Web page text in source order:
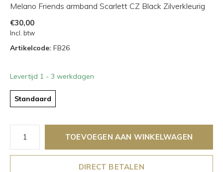
Melano Friends armband Scarlett CZ Black Zilverkleurig
€30,00
Incl. btw
Artikelcode: FB26
Levertijd 1 - 3 werkdagen
Standaard
TOEVOEGEN AAN WINKELWAGEN
DIRECT BETALEN